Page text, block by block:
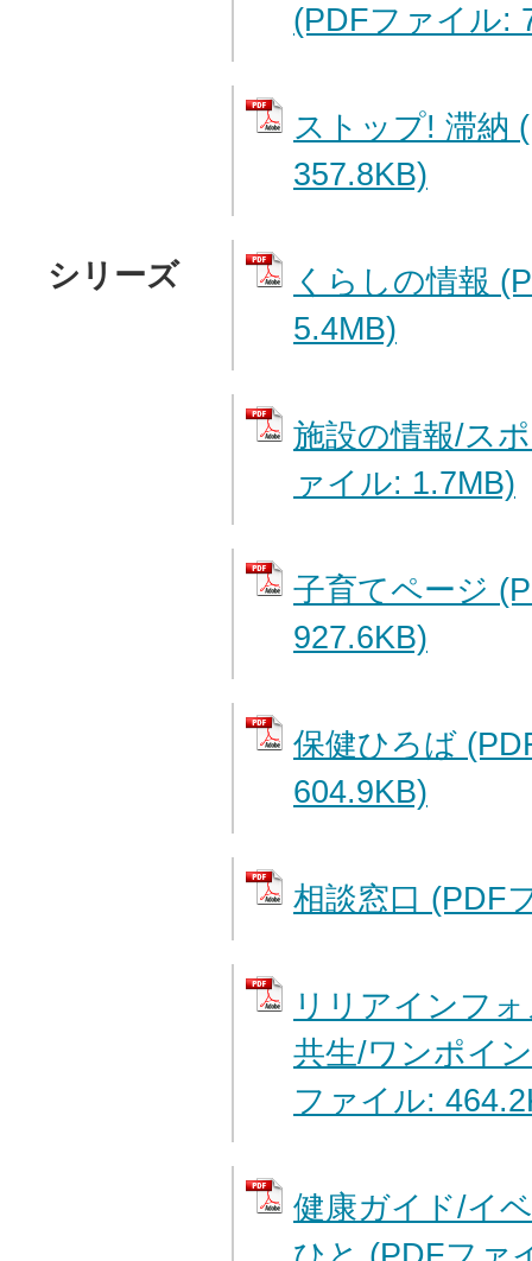
(PDFファイル:
ストップ! 滞納
357.8KB)
シリーズ
くらしの情報
5.4MB)
施設の情報/ス
ァイル: 1.7MB)
子育てページ
927.6KB)
保健ひろば
604.9KB)
相談窓口 (PDF
リリアインフ
共生/ワンポイ
ファイル:
健康ガイド/イ